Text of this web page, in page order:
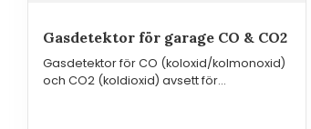
Gasdetektor för garage CO & CO2
Gasdetektor för CO (koloxid/kolmonoxid)
och CO2 (koldioxid) avsett för